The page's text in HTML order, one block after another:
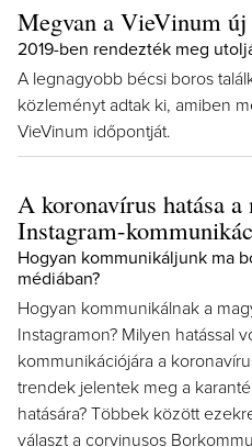
Megvan a VieVinum
2019-ben rendezték meg
A legnagyobb bécsi boros
közleményt adtak ki, amiben
VieVinum időpontját.
A koronavírus hatása
Instagram-
Hogyan kommunikáljunk ma
médiában?
Hogyan kommunikálnak a
Instagramon? Milyen hatással
kommunikációjára a
trendek jelentek meg a
hatására? Többek között
választ a corvinusos